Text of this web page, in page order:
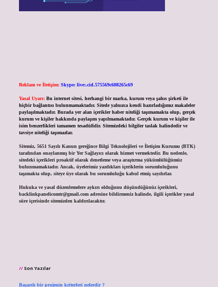
Reklam ve İletişim: Skype: live:.cid.575569c608265c69
Yasal Uyarı: Bu internet sitesi, herhangi bir marka, kurum veya şahıs şirketi ile
hiçbir bağlantısı bulunmamaktadır. Sitede yalnızca kendi hazırladığımız makaleler
paylaşılmaktadır. Burada yer alan içerikler haber niteliği taşımamakta olup, gerçek
kurum ve kişiler hakkında paylaşım yapılmamaktadır. Gerçek kurum ve kişiler ile
isim benzerlikleri tamamen tesadüfidir. Sitemizdeki bilgiler taslak halindedir ve
tavsiye niteliği taşımazlar.
Sitemiz, 5651 Sayılı Kanun gereğince Bilgi Teknolojileri ve İletişim Kurumu (BTK)
tarafından onaylanmış bir Yer Sağlayıcı olarak hizmet vermektedir. Bu nedenle,
sitedeki içerikleri proaktif olarak denetleme veya araştırma yükümlülüğümüz
bulunmamaktadır. Ancak, üyelerimiz yazdıkları içeriklerin sorumluluğunu
taşımakta olup, siteye üye olarak bu sorumluluğu kabul etmiş sayılırlar.
Hukuka ve yasal düzenlemelere aykırı olduğunu düşündüğünüz içerikleri,
backlinkpanelicomtr@gmail.comadresine bildirmeniz halinde, ilgili içerikler yasal
süre içerisinde sitemizden kaldırılacaktır.
Son Yazılar
Başarılı bir projenin kriterleri nelerdir ?